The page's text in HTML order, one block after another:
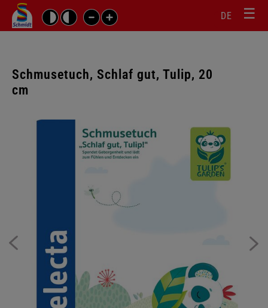
☰
DE
Suchbegriffe
Schmusetuch, Schlaf gut, Tulip, 20
cm